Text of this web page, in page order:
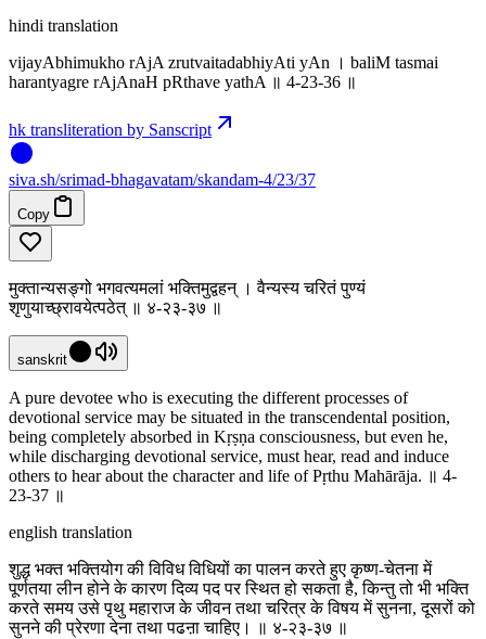
hindi translation
vijayAbhimukho rAjA zrutvaitadabhiyAti yAn । baliM tasmai
harantyagre rAjAnaH pRthave yathA ॥ 4-23-36 ॥
hk transliteration by Sanscript
siva.sh/srimad-bhagavatam/skandam-4/23/37
Copy
मुक्तान्यसङ्गो भगवत्यमलां भक्तिमुद्वहन् । वैन्यस्य चरितं पुण्यं
श‍ृणुयाच्छ्रावयेत्पठेत् ॥ ४-२३-३७ ॥
sanskrit
A pure devotee who is executing the different processes of
devotional service may be situated in the transcendental position,
being completely absorbed in Kṛṣṇa consciousness, but even he,
while discharging devotional service, must hear, read and induce
others to hear about the character and life of Pṛthu Mahārāja. ॥ 4-
23-37 ॥
english translation
शुद्ध भक्त भक्तियोग की विविध विधियों का पालन करते हुए कृष्ण-चेतना में
पूर्णतया लीन होने के कारण दिव्य पद पर स्थित हो सकता है, किन्तु तो भी भक्ति
करते समय उसे पृथु महाराज के जीवन तथा चरित्र के विषय में सुनना, दूसरों को
सुनने की प्रेरणा देना तथा पढऩा चाहिए। ‌॥ ४-२३-३७ ॥